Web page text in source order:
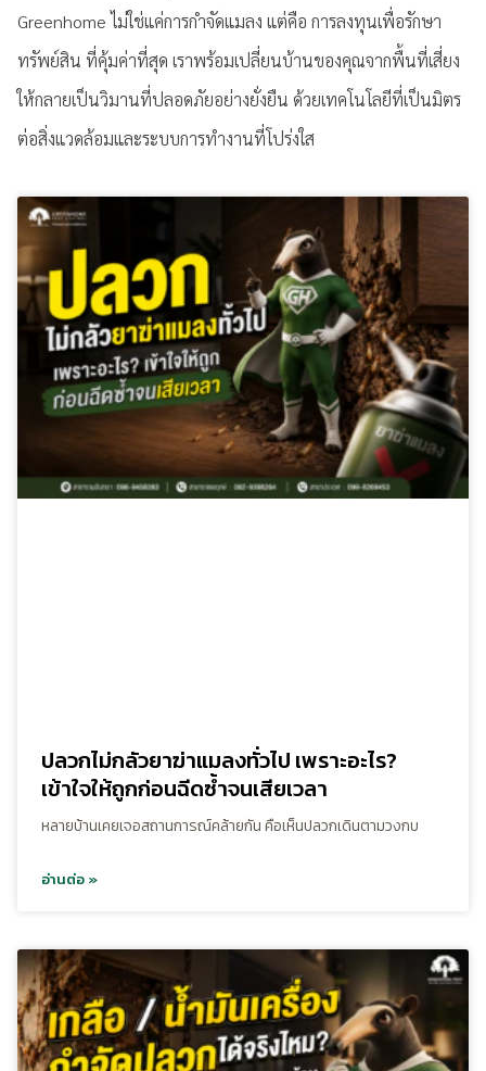
Greenhome ไม่ใช่แค่การกำจัดแมลง แต่คือ การลงทุนเพื่อรักษา
ทรัพย์สิน ที่คุ้มค่าที่สุด เราพร้อมเปลี่ยนบ้านของคุณจากพื้นที่เสี่ยง
ให้กลายเป็นวิมานที่ปลอดภัยอย่างยั่งยืน ด้วยเทคโนโลยีที่เป็นมิตร
ต่อสิ่งแวดล้อมและระบบการทำงานที่โปร่งใส
ปลวกไม่กลัวยาฆ่าแมลงทั่วไป เพราะอะไร?
เข้าใจให้ถูกก่อนฉีดซ้ำจนเสียเวลา
หลายบ้านเคยเจอสถานการณ์คล้ายกัน คือเห็นปลวกเดินตามวงกบ
อ่านต่อ »